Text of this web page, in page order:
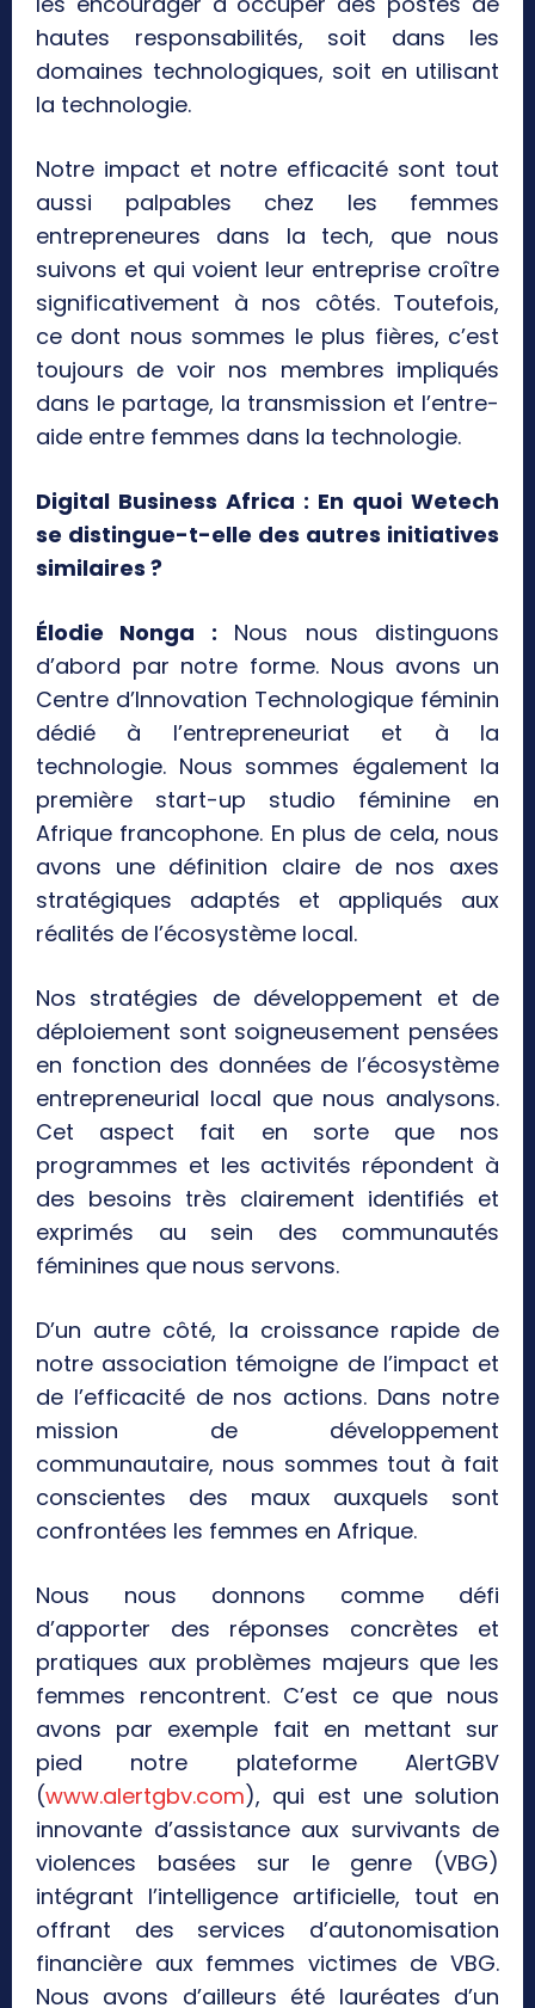
hautes responsabilités, soit dans les
domaines technologiques, soit en utilisant
la technologie.
Notre impact et notre efficacité sont tout
aussi palpables chez les femmes
entrepreneures dans la tech, que nous
suivons et qui voient leur entreprise croître
significativement à nos côtés. Toutefois,
ce dont nous sommes le plus fières, c’est
toujours de voir nos membres impliqués
dans le partage, la transmission et l’entre-
aide entre femmes dans la technologie.
Digital Business Africa : En quoi Wetech
se distingue-t-elle des autres initiatives
similaires ?
Élodie Nonga : Nous nous distinguons
d’abord par notre forme. Nous avons un
Centre d’Innovation Technologique féminin
dédié à l’entrepreneuriat et à la
technologie. Nous sommes également la
première start-up studio féminine en
Afrique francophone. En plus de cela, nous
avons une définition claire de nos axes
stratégiques adaptés et appliqués aux
réalités de l’écosystème local.
Nos stratégies de développement et de
déploiement sont soigneusement pensées
en fonction des données de l’écosystème
entrepreneurial local que nous analysons.
Cet aspect fait en sorte que nos
programmes et les activités répondent à
des besoins très clairement identifiés et
exprimés au sein des communautés
féminines que nous servons.
D’un autre côté, la croissance rapide de
notre association témoigne de l’impact et
de l’efficacité de nos actions. Dans notre
mission de développement
communautaire, nous sommes tout à fait
conscientes des maux auxquels sont
confrontées les femmes en Afrique.
Nous nous donnons comme défi
d’apporter des réponses concrètes et
pratiques aux problèmes majeurs que les
femmes rencontrent. C’est ce que nous
avons par exemple fait en mettant sur
pied notre plateforme AlertGBV
(www.alertgbv.com), qui est une solution
innovante d’assistance aux survivants de
violences basées sur le genre (VBG)
intégrant l’intelligence artificielle, tout en
offrant des services d’autonomisation
financière aux femmes victimes de VBG.
Nous avons d’ailleurs été lauréates d’un